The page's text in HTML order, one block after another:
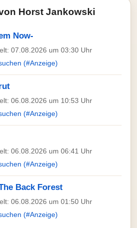
Horst Jankowski
Now-
07.08.2026 um 03:30 Uhr
(#Anzeige)
06.08.2026 um 10:53 Uhr
(#Anzeige)
06.08.2026 um 06:41 Uhr
(#Anzeige)
Back Forest
06.08.2026 um 01:50 Uhr
(#Anzeige)